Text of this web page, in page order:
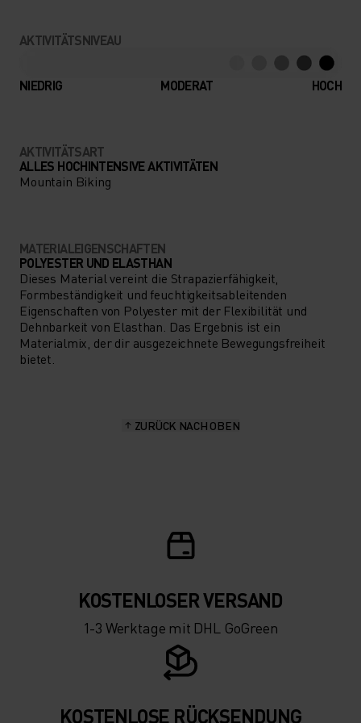
AKTIVITÄTSNIVEAU
NIEDRIG MODERAT HOCH
AKTIVITÄTSART
ALLES HOCHINTENSIVE AKTIVITÄTEN
Mountain Biking
MATERIALEIGENSCHAFTEN
POLYESTER UND ELASTHAN
Dieses Material vereint die Strapazierfähigkeit,
Formbeständigkeit und feuchtigkeitsableitenden
Eigenschaften von Polyester mit der Flexibilität und
Dehnbarkeit von Elasthan. Das Ergebnis ist ein
Materialmix, der dir ausgezeichnete Bewegungsfreiheit
bietet.
ZURÜCK NACH OBEN
KOSTENLOSER VERSAND
1-3 Werktage mit DHL GoGreen
KOSTENLOSE RÜCKSENDUNG